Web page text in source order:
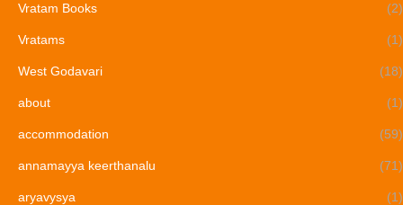
Vratam Books (2)
Vratams (1)
West Godavari (18)
about (1)
accommodation (59)
annamayya keerthanalu (71)
aryavysya (1)